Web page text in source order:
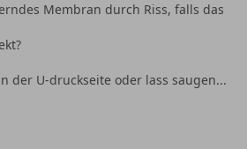
Membran durch Riss, falls das
der U-druckseite oder lass saugen...